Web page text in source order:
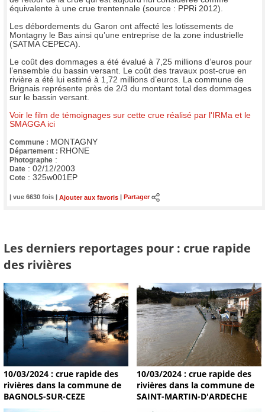
équivalente à une crue trentennale (source : PPRi 2012).
Les débordements du Garon ont affecté les lotissements de
Montagny le Bas ainsi qu’une entreprise de la zone industrielle
(SATMA CEPECA).
Le coût des dommages a été évalué à 7,25 millions d’euros pour
l’ensemble du bassin versant. Le coût des travaux post-crue en
rivière a été lui estimé à 1,72 millions d’euros. La commune de
Brignais représente près de 2/3 du montant total des dommages
sur le bassin versant.
Voir le film de témoignages sur cette crue réalisé par l'IRMa et le
SMAGGA ici
Commune : MONTAGNY
Département : RHONE
Photographe :
Date : 02/12/2003
Cote : 325w001EP
| vue 6630 fois | Ajouter aux favoris Partager
Les derniers reportages pour : crue rapide
des rivières
10/03/2024 : crue rapide des
rivières dans la commune de
BAGNOLS-SUR-CEZE
10/03/2024 : crue rapide des
rivières dans la commune de
SAINT-MARTIN-D'ARDECHE